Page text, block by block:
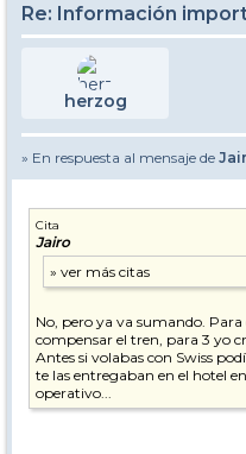
Re: Información
herzog
» En respuesta al mensaje de
Cita
Jairo
No, pero ya va sumando.
compensar el tren, para 3 yo
Antes si volabas con Swiss
te las entregaban en el hotel
operativo...